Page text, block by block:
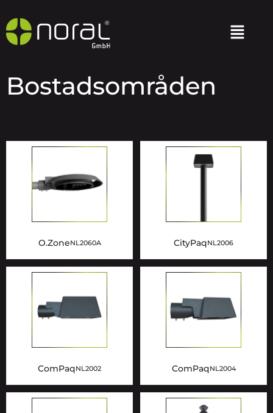
Bostadsområden
O.ZoneNL2060A CityPaqNL2006
ComPaqNL2002 ComPaqNL2004